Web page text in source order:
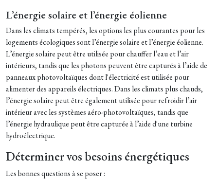
L’énergie solaire et l’énergie éolienne
Dans les climats tempérés, les options les plus courantes pour les
logements écologiques sont l’énergie solaire et l’énergie éolienne.
L’énergie solaire peut être utilisée pour chauffer l’eau et l’air
intérieurs, tandis que les photons peuvent être capturés à l’aide de
panneaux photovoltaïques dont l'électricité est utilisée pour
alimenter des appareils électriques. Dans les climats plus chauds,
l’énergie solaire peut être également utilisée pour refroidir l’air
intérieur avec les systèmes aéro-photovoltaïques, tandis que
l’énergie hydraulique peut être capturée à l’aide d'une turbine
hydroélectrique.
Déterminer vos besoins énergétiques
Les bonnes questions à se poser :